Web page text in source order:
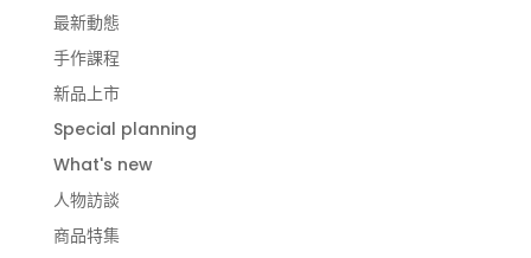
最新動態
手作課程
新品上市
Special planning
What's new
人物訪談
商品特集